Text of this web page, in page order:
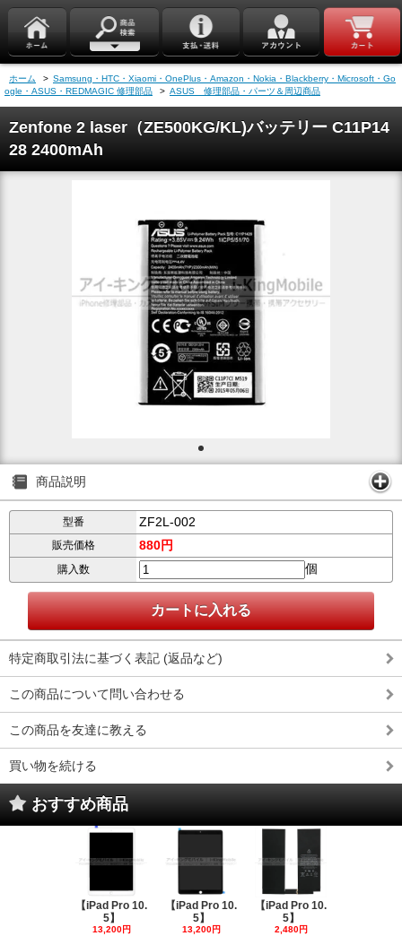
ホーム > Samsung・HTC・Xiaomi・OnePlus・Amazon・Nokia・Blackberry・Microsoft・Go
ogle・ASUS・REDMAGIC 修理部品
> ASUS 修理部品・パーツ＆周辺商品
Zenfone 2 laser（ZE500KG/KL)バッテリー C11P14
28 2400mAh
商品説明
型番 ZF2L-002
販売価格 880円
購入数 個
特定商取引法に基づく表記 (返品など)
この商品について問い合わせる
この商品を友達に教える
買い物を続ける
おすすめ商品
【iPad Pro 10.
5】
13,200円
【iPad Pro 10.
5】
13,200円
【iPad Pro 10.
5】
2,480円